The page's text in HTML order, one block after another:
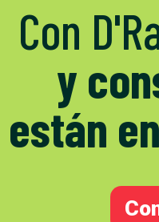
Con
y
están